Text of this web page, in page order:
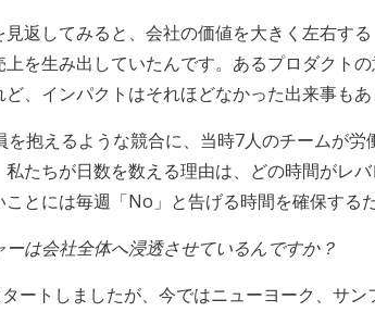
返してみると、会社の価値を大きく左右す
上を生み出していたんです。あるプロダクト
、インパクトはそれほどなかった出来事もあ
を抱えるような競合に、当時7人のチームが労
たちが日数を数える理由は、どの時間がレ
とには毎週「No」と告げる時間を確保する
ーは会社全体へ浸透させているんですか？
ートしましたが、今ではニューヨーク、サ